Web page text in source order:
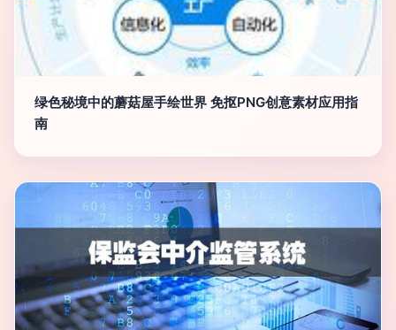
绿色秘境中的蘑菇屋手绘世界 免抠PNG创意素材应用指
南